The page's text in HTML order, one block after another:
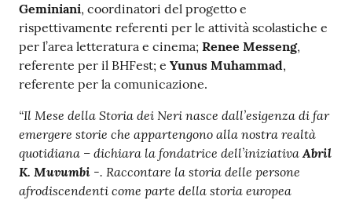
Geminiani, coordinatori del progetto e
rispettivamente referenti per le attività scolastiche e
per l’area letteratura e cinema; Renee Messeng,
referente per il BHFest; e Yunus Muhammad,
referente per la comunicazione.
“Il Mese della Storia dei Neri nasce dall’esigenza di far
emergere storie che appartengono alla nostra realtà
quotidiana –dichiara la fondatrice dell’iniziativaAbril
K. Muvumbi -. Raccontare la storia delle persone
afrodiscendenti come parte della storia europea